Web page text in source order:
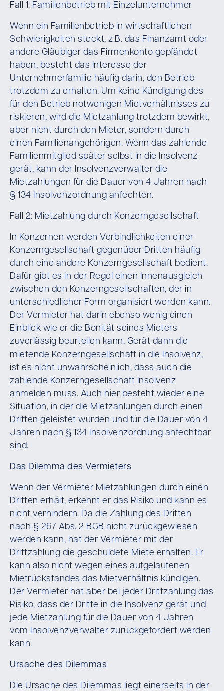
Fall 1: Familienbetrieb mit Einzelunternehmer
Wenn ein Familienbetrieb in wirtschaftlichen
Schwierigkeiten steckt, z.B. das Finanzamt oder
andere Gläubiger das Firmenkonto gepfändet
haben, besteht das Interesse der
Unternehmerfamilie häufig darin, den Betrieb
trotzdem zu erhalten. Um keine Kündigung des
für den Betrieb notwenigen Mietverhältnisses zu
riskieren, wird die Mietzahlung trotzdem bewirkt,
aber nicht durch den Mieter, sondern durch
einen Familienangehörigen. Wenn das zahlende
Familienmitglied später selbst in die Insolvenz
gerät, kann der Insolvenzverwalter die
Mietzahlungen für die Dauer von 4 Jahren nach
§ 134 Insolvenzordnung anfechten.
Fall 2: Mietzahlung durch Konzerngesellschaft
In Konzernen werden Verbindlichkeiten einer
Konzerngesellschaft gegenüber Dritten häufig
durch eine andere Konzerngesellschaft bedient.
Dafür gibt es in der Regel einen Innenausgleich
zwischen den Konzerngesellschaften, der in
unterschiedlicher Form organisiert werden kann.
Der Vermieter hat darin ebenso wenig einen
Einblick wie er die Bonität seines Mieters
zuverlässig beurteilen kann. Gerät dann die
mietende Konzerngesellschaft in die Insolvenz,
ist es nicht unwahrscheinlich, dass auch die
zahlende Konzerngesellschaft Insolvenz
anmelden muss. Auch hier besteht wieder eine
Situation, in der die Mietzahlungen durch einen
Dritten geleistet wurden und für die Dauer von 4
Jahren nach § 134 Insolvenzordnung anfechtbar
sind.
Das Dilemma des Vermieters
Wenn der Vermieter Mietzahlungen durch einen
Dritten erhält, erkennt er das Risiko und kann es
nicht verhindern. Da die Zahlung des Dritten
nach § 267 Abs. 2 BGB nicht zurückgewiesen
werden kann, hat der Vermieter mit der
Drittzahlung die geschuldete Miete erhalten. Er
kann also nicht wegen eines aufgelaufenen
Mietrückstandes das Mietverhältnis kündigen.
Der Vermieter hat aber bei jeder Drittzahlung das
Risiko, dass der Dritte in die Insolvenz gerät und
jede Mietzahlung für die Dauer von 4 Jahren
vom Insolvenzverwalter zurückgefordert werden
kann.
Ursache des Dilemmas
Die Ursache des Dilemmas liegt einerseits in der